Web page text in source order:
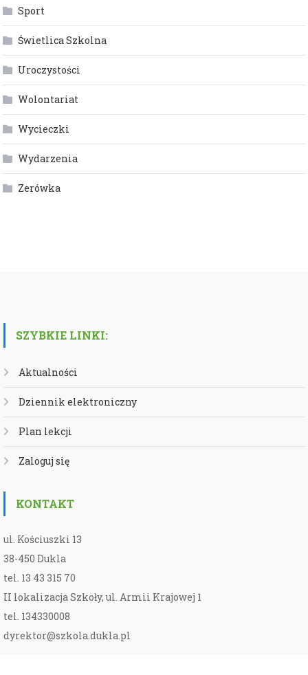
Sport
Świetlica Szkolna
Uroczystości
Wolontariat
Wycieczki
Wydarzenia
Zerówka
SZYBKIE LINKI:
Aktualności
Dziennik elektroniczny
Plan lekcji
Zaloguj się
KONTAKT
ul. Kościuszki 13
38-450 Dukla
tel. 13 43 315 70
II lokalizacja Szkoły, ul. Armii Krajowej 1
tel. 134330008
dyrektor@szkola.dukla.pl